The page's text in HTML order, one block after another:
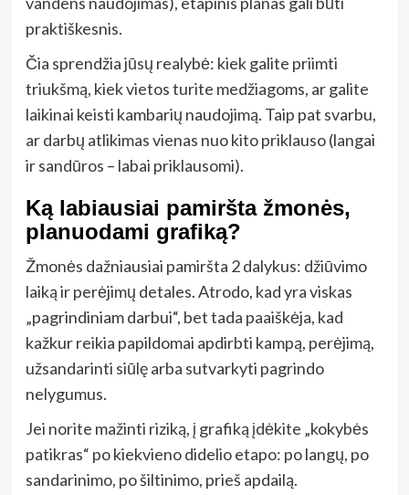
praktiškesnis.
Čia sprendžia jūsų realybė: kiek galite priimti
triukšmą, kiek vietos turite medžiagoms, ar galite
laikinai keisti kambarių naudojimą. Taip pat svarbu,
ar darbų atlikimas vienas nuo kito priklauso (langai
ir sandūros – labai priklausomi).
Ką labiausiai pamiršta žmonės,
planuodami grafiką?
Žmonės dažniausiai pamiršta 2 dalykus: džiūvimo
laiką ir perėjimų detales. Atrodo, kad yra viskas
„pagrindiniam darbui“, bet tada paaiškėja, kad
kažkur reikia papildomai apdirbti kampą, perėjimą,
užsandarinti siūlę arba sutvarkyti pagrindo
nelygumus.
Jei norite mažinti riziką, į grafiką įdėkite „kokybės
patikras“ po kiekvieno didelio etapo: po langų, po
sandarinimo, po šiltinimo, prieš apdailą.